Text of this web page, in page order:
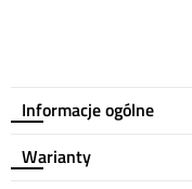
Informacje ogólne
Warianty